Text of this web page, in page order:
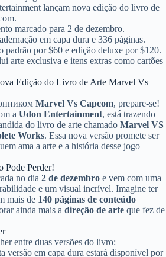
lançam nova edição do livro de
marcado para 2 de dezembro.
em capa dura e 336 páginas.
padrão por $60 e edição deluxe por $120.
arte exclusiva e itens extras como cartões
Edição do Livro de Arte Marvel Vs
Marvel Vs Capcom, prepare-se!
a Udon Entertainment, está trazendo
do livro de arte chamado Marvel VS
Works. Essa nova versão promete ser
ama a arte e a história desse jogo
Pode Perder!
no dia 2 de dezembro e vem com uma
e um visual incrível. Imagine ter
mais de 140 páginas de conteúdo
ainda mais a direção de arte que fez de
entre duas versões do livro:
versão em capa dura estará disponível por